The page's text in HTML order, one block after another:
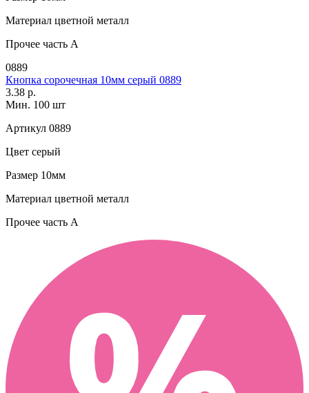
Материал цветной металл
Прочее часть A
0889
Кнопка сорочечная 10мм серый 0889
3.38 р.
Мин. 100 шт
Артикул 0889
Цвет серый
Размер 10мм
Материал цветной металл
Прочее часть A